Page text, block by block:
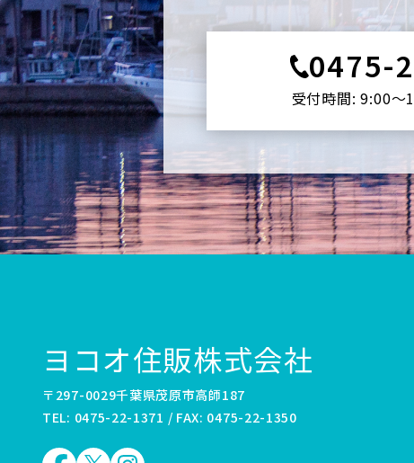
0475-
受付時間: 9:00〜
ヨコオ住販株式会社
〒297-0029千葉県茂原市高師187
TEL: 0475-22-1371 / FAX: 0475-22-1350